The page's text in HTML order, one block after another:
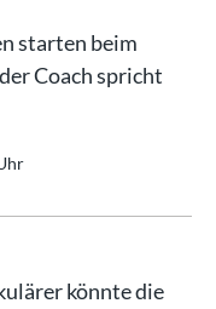
starten beim
Coach spricht
könnte die